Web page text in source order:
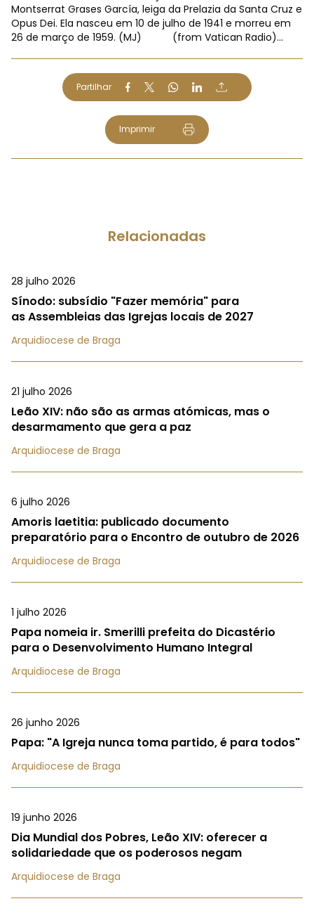
Montserrat Grases García, leiga da Prelazia da Santa Cruz e
Opus Dei. Ela nasceu em 10 de julho de 1941 e morreu em
26 de março de 1959. (MJ) (from Vatican Radio)...
Partilhar
Imprimir
Relacionadas
28 julho 2026
Sínodo: subsídio "Fazer memória" para
as Assembleias das Igrejas locais de 2027
Arquidiocese de Braga
21 julho 2026
Leão XIV: não são as armas atómicas, mas o
desarmamento que gera a paz
Arquidiocese de Braga
6 julho 2026
Amoris laetitia: publicado documento
preparatório para o Encontro de outubro de 2026
Arquidiocese de Braga
1 julho 2026
Papa nomeia ir. Smerilli prefeita do Dicastério
para o Desenvolvimento Humano Integral
Arquidiocese de Braga
26 junho 2026
Papa: "A Igreja nunca toma partido, é para todos"
Arquidiocese de Braga
19 junho 2026
Dia Mundial dos Pobres, Leão XIV: oferecer a
solidariedade que os poderosos negam
Arquidiocese de Braga